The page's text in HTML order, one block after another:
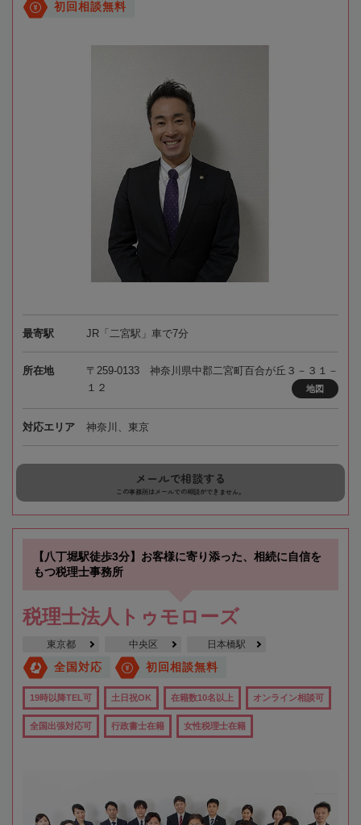
初回相談無料
最寄駅 JR「二宮駅」車で7分
所在地
〒259-0133 神奈川県中郡二宮町百合が丘３－３１－
１２
地図
対応エリア 神奈川、東京
メールで相談する
この事務所はメールでの相談ができません。
【八丁堀駅徒歩3分】お客様に寄り添った、相続に自信を
もつ税理士事務所
税理士法人トゥモローズ
東京都 中央区 日本橋駅
全国対応 初回相談無料
19時以降TEL可 土日祝OK 在籍数10名以上 オンライン相談可
全国出張対応可 行政書士在籍 女性税理士在籍